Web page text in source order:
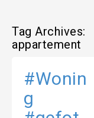
Tag Archives:
appartement
#Wonin
g